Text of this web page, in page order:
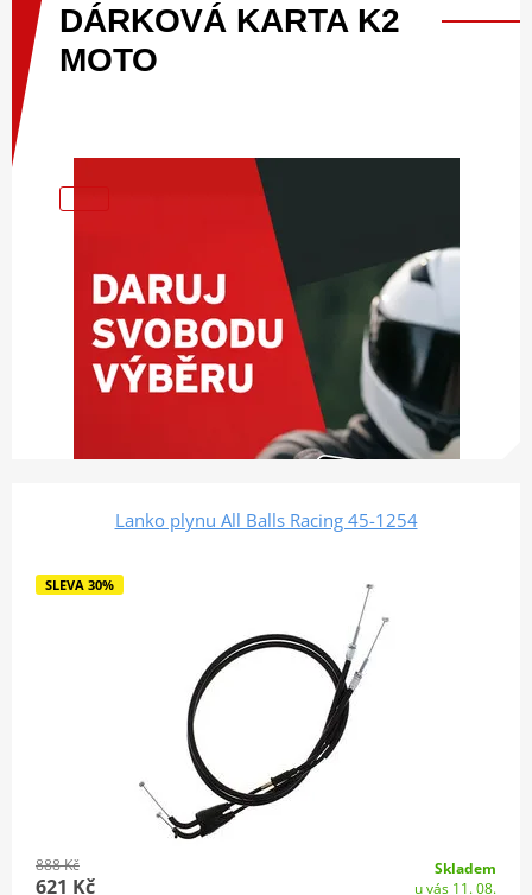
DÁRKOVÁ KARTA K2
MOTO
Lanko plynu All Balls Racing 45-1254
SLEVA 30%
888 Kč
621 Kč
Skladem
u vás 11. 08.